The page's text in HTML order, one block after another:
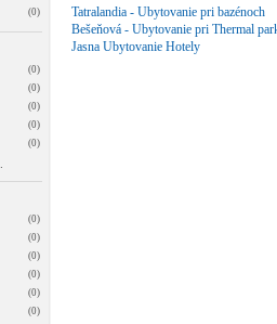
(0)
(0)
(0)
(0)
(0)
(0)
(0)
(0)
(0)
(0)
(0)
(0)
Tatralandia - Ubytovanie pri bazénoch
Bešeňová - Ubytovanie pri Thermal
Jasna Ubytovanie Hotely